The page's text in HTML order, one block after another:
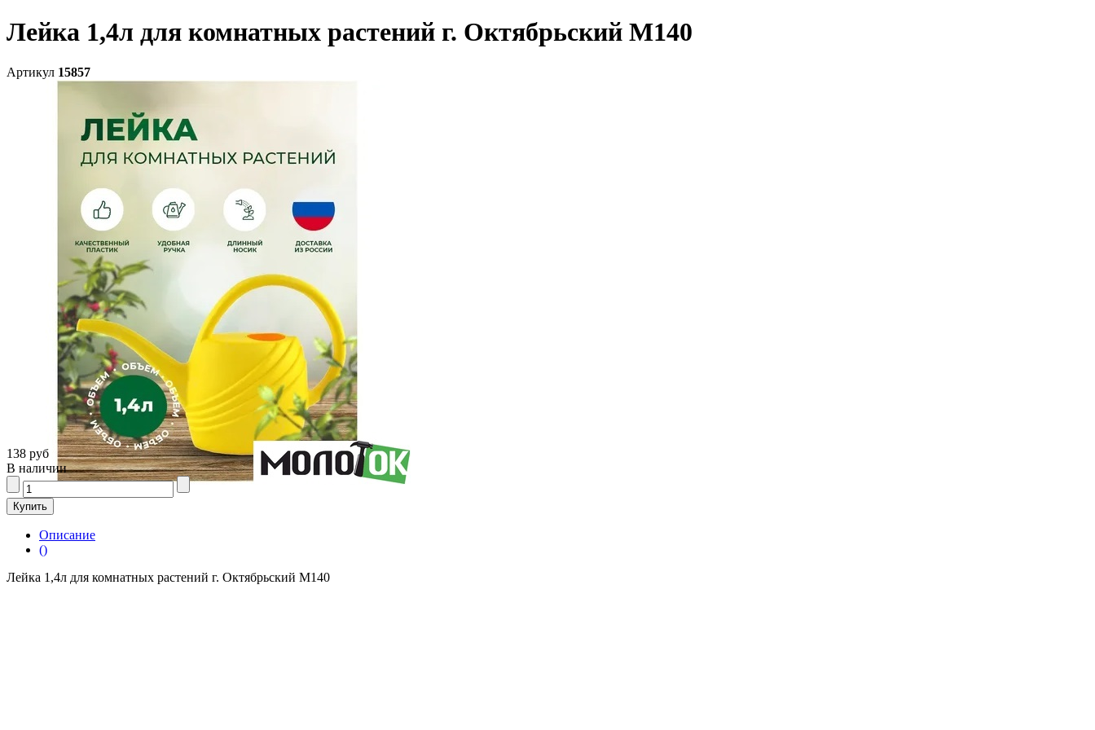
Лейка 1,4л для комнатных растений г. Октябрьский М140
Артикул 15857
138 руб
В наличии
Описание
()
Лейка 1,4л для комнатных растений г. Октябрьский М140